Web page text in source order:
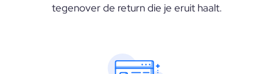
tegenover de return die je eruit haalt.